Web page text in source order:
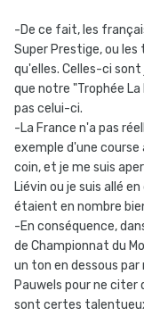
-De ce fait, les
Super Prestige, ou les
qu'elles. Celles-ci
que notre "Trophée
pas celui-ci.
-La France n'a pas
exemple d'une course
coin, et je me suis
Liévin ou je suis allé
étaient en nombre
-En conséquence,
de Championnat du
un ton en dessous
Pauwels pour ne citer
sont certes